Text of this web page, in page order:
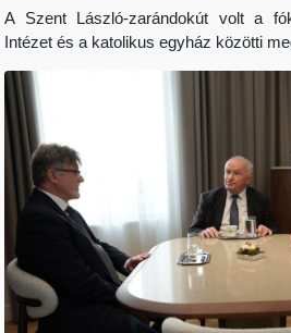
A Szent László-zarándokút volt a
Intézet és a katolikus egyház közötti